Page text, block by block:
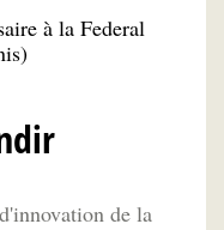
à la Federal
de la